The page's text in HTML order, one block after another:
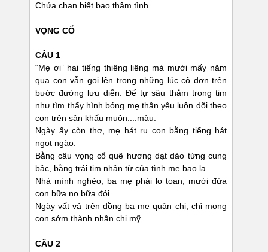
Chứa chan biết bao thâm tình.
VỌNG CỔ
CÂU 1
“Mẹ ơi” hai tiếng thiêng liêng mà mười mấy năm
qua con vẫn gọi lên trong những lúc cô đơn trên
bước đường lưu diễn. Để tự sâu thẳm trong tim
như tìm thấy hình bóng mẹ thân yêu luôn dõi theo
con trên sân khấu muôn....màu.
Ngày ấy còn thơ, mẹ hát ru con bằng tiếng hát
ngọt ngào.
Bằng câu vọng cổ quê hương dạt dào từng cung
bậc, bằng trái tim nhân từ của tình mẹ bao la.
Nhà mình nghèo, ba mẹ phải lo toan, mười đứa
con bữa no bữa đói.
Ngày vất vả trên đồng ba mẹ quản chi, chỉ mong
con sớm thành nhân chi mỹ.
CÂU 2